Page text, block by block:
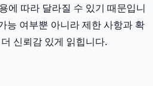
에 따라 달라질 수 있기 때문입니
능 여부뿐 아니라 제한 사항과 확
신뢰감 있게 읽힙니다.